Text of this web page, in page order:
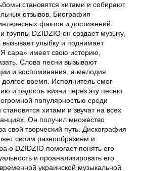
становятся хитами и собирают
отзывов. Биография
фактов и достижений.
группы DZIDZIO он создает музыку,
улыбку и поднимает
сара» имеет свою историю,
Слова песни вызывают
и воспоминания, а мелодия
долгое время. Исполнитель смог
и радость жизни через эту песню.
популярностью среди
хитами и звучат на всех
Он получил множество
свой творческий путь. Дискография
своим разнообразием и
о DZIDZIO помогает понять его
и проанализировать его
украинской музыкальной